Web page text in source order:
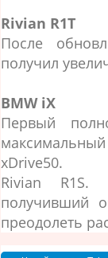
Rivian R1T
После
получил
BMW iX
Первый
xDrive50.
Rivian R1S.
получивший
преодолеть